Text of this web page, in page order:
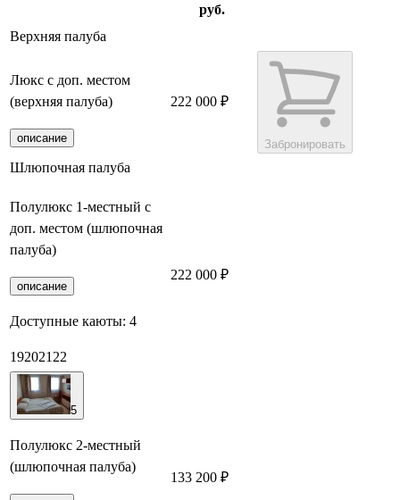
руб.
Верхняя палуба
Люкс с доп. местом
(верхняя палуба)
описание
222 000 ₽
Забронировать
Шлюпочная палуба
Полулюкс 1-местный с
доп. местом (шлюпочная
палуба)
описание
Доступные каюты: 4
192021 22
222 000 ₽
5
Полулюкс 2-местный
(шлюпочная палуба)
133 200 ₽